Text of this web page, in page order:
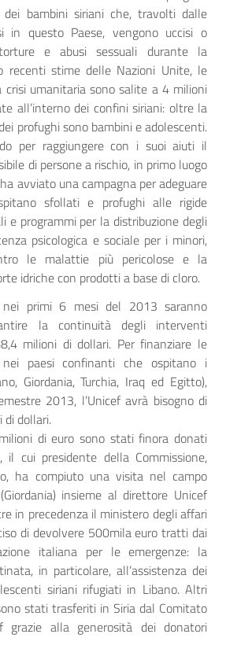
dei bambini siriani che, travolti dalle
in questo Paese, vengono uccisi o
e abusi sessuali durante la
recenti stime delle Nazioni Unite, le
crisi umanitaria sono salite a 4 milioni
all’interno dei confini siriani: oltre la
profughi sono bambini e adolescenti.
per raggiungere con i suoi aiuti il
di persone a rischio, in primo luogo
avviato una campagna per adeguare
sfollati e profughi alle rigide
e programmi per la distribuzione degli
psicologica e sociale per i minori,
le malattie più pericolose e la
idriche con prodotti a base di cloro.
nei primi 6 mesi del 2013 saranno
la continuità degli interventi
milioni di dollari. Per finanziare le
paesi confinanti che ospitano i
Giordania, Turchia, Iraq ed Egitto),
2013, l’Unicef avrà bisogno di
dollari.
di euro sono stati finora donati
il cui presidente della Commissione,
ha compiuto una visita nel campo
insieme al direttore Unicef
in precedenza il ministero degli affari
di devolvere 500mila euro tratti dai
italiana per le emergenze: la
in particolare, all’assistenza dei
siriani rifugiati in Libano. Altri
stati trasferiti in Siria dal Comitato
grazie alla generosità dei donatori